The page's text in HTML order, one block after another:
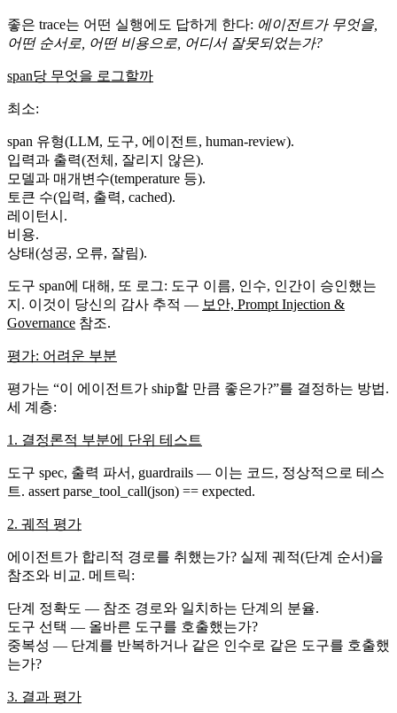
좋은 trace는 어떤 실행에도 답하게 한다: 에이전트가 무엇을,
어떤 순서로, 어떤 비용으로, 어디서 잘못되었는가?
span당 무엇을 로그할까
최소:
span 유형(LLM, 도구, 에이전트, human-review).
입력과 출력(전체, 잘리지 않은).
모델과 매개변수(temperature 등).
토큰 수(입력, 출력, cached).
레이턴시.
비용.
상태(성공, 오류, 잘림).
도구 span에 대해, 또 로그: 도구 이름, 인수, 인간이 승인했는
지. 이것이 당신의 감사 추적 — 보안, Prompt Injection &
Governance 참조.
평가: 어려운 부분
평가는 “이 에이전트가 ship할 만큼 좋은가?”를 결정하는 방법.
세 계층:
1. 결정론적 부분에 단위 테스트
도구 spec, 출력 파서, guardrails — 이는 코드, 정상적으로 테스
트. assert parse_tool_call(json) == expected.
2. 궤적 평가
에이전트가 합리적 경로를 취했는가? 실제 궤적(단계 순서)을
참조와 비교. 메트릭:
단계 정확도 — 참조 경로와 일치하는 단계의 분율.
도구 선택 — 올바른 도구를 호출했는가?
중복성 — 단계를 반복하거나 같은 인수로 같은 도구를 호출했
는가?
3. 결과 평가